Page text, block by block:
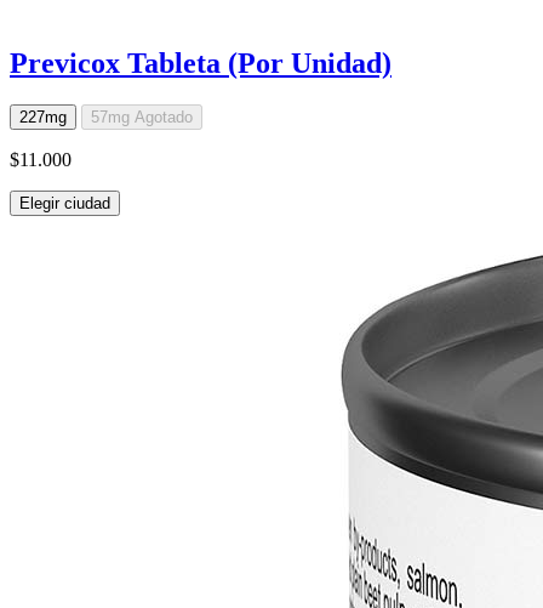
Previcox Tableta (Por Unidad)
227mg 57mg Agotado
$11.000
Elegir ciudad